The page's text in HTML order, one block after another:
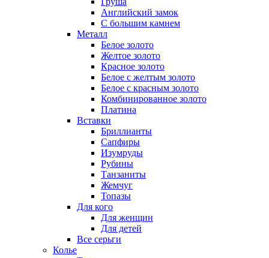
Английский замок
С большим камнем
Металл
Белое золото
Желтое золото
Красное золото
Белое с желтым золото
Белое с красным золото
Комбинированное золото
Платина
Вставки
Бриллианты
Сапфиры
Изумруды
Рубины
Танзаниты
Жемчуг
Топазы
Для кого
Для женщин
Для детей
Все серьги
Колье